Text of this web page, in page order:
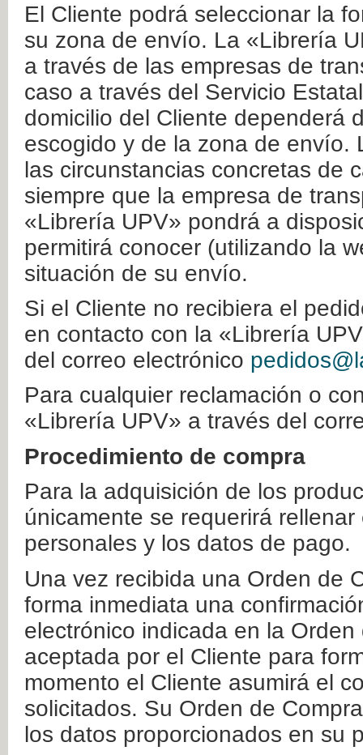
El Cliente podrá seleccionar la
su zona de envío. La «Librería
a través de las empresas de
caso a través del Servicio
domicilio del Cliente dependerá
escogido y de la zona de envío.
las circunstancias concretas de
siempre que la empresa de
«Librería UPV» pondrá a
permitirá conocer (utilizando la
situación de su envío.
Si el Cliente no recibiera el
en contacto con la «Librería
del correo electrónico
Para cualquier reclamación o
«Librería UPV» a través del
Procedimiento de compra
Para la adquisición de los
únicamente se requerirá
personales y los datos de pago.
Una vez recibida una Orden de
forma inmediata una
electrónico indicada en la
aceptada por el Cliente para
momento el Cliente asumirá el
solicitados. Su Orden de
los datos proporcionados en su